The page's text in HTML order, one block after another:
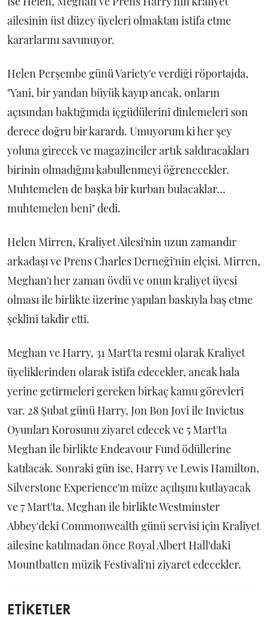
ailesinin üst düzey üyeleri olmaktan istifa etme
kararlarını savunuyor.
Helen Perşembe günü Variety'e verdiği röportajda,
"Yani, bir yandan büyük kayıp ancak, onların
açısından baktığımda içgüdülerini dinlemeleri son
derece doğru bir karardı. Umuyorum ki her şey
yoluna girecek ve magazinciler artık saldıracakları
birinin olmadığını kabullenmeyi öğrenecekler.
Muhtemelen de başka bir kurban bulacaklar...
muhtemelen beni" dedi.
Helen Mirren, Kraliyet Ailesi'nin uzun zamandır
arkadaşı ve Prens Charles Derneği'nin elçisi. Mirren,
Meghan'ı her zaman övdü ve onun kraliyet üyesi
olması ile birlikte üzerine yapılan baskıyla baş etme
şeklini takdir etti.
Meghan ve Harry, 31 Mart'ta resmi olarak Kraliyet
üyeliklerinden olarak istifa edecekler, ancak hala
yerine getirmeleri gereken birkaç kamu görevleri
var. 28 Şubat günü Harry, Jon Bon Jovi ile Invictus
Oyunları Korosunu ziyaret edecek ve 5 Mart'ta
Meghan ile birlikte Endeavour Fund ödüllerine
katılacak. Sonraki gün ise, Harry ve Lewis Hamilton,
Silverstone Experience'ın müze açılışını kutlayacak
ve 7 Mart'ta, Meghan ile birlikte Westminster
Abbey'deki Commonwealth günü servisi için Kraliyet
ailesine katılmadan önce Royal Albert Hall'daki
Mountbatten müzik Festivali'ni ziyaret edecekler.
ETİKETLER